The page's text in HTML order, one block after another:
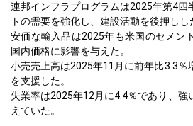
連邦インフラプログラムは2025年第4四
トの需要を強化し、建設活動を後押しし
安価な輸入品は2025年も米国のセメン
国内価格に影響を与えた。
小売売上高は2025年11月に前年比3.3％
を支援した。
失業率は2025年12月に4.4％であり、強
えていた。